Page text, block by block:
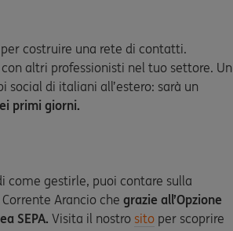
costruire una rete di contatti.
altri professionisti nel tuo settore. Un
di italiani all’estero: sarà un
primi giorni.
come gestirle, puoi contare sulla
Arancio che grazie all’Opzione
SEPA. Visita il nostro sito per scoprire